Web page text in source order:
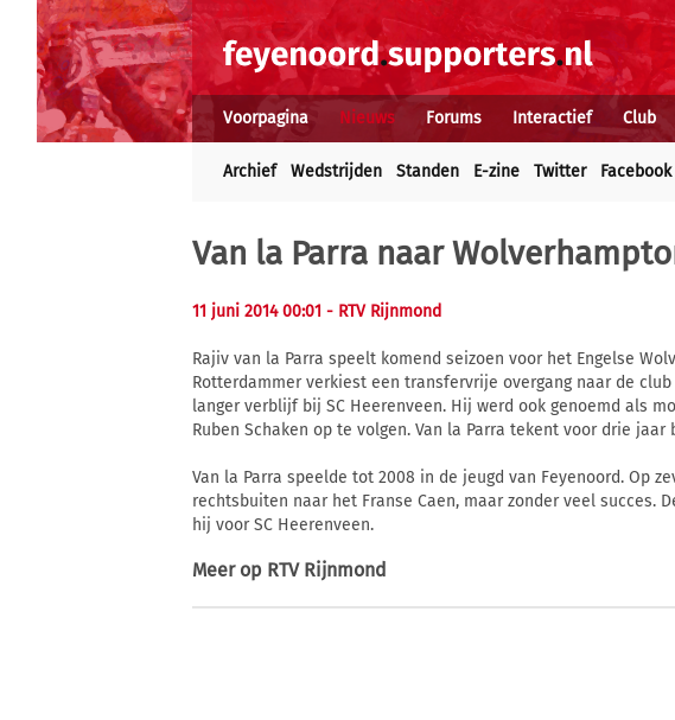
Voorpagina Nieuws Forums Interactief Club
Archief Wedstrijden Standen E-zine Twitter Facebook
Van la Parra naar
11 juni 2014 00:01 - RTV Rijnmond
Rajiv van la Parra speelt komend seizoen voor het Engelse
Rotterdammer verkiest een transfervrije overgang naar de
langer verblijf bij SC Heerenveen. Hij werd ook genoemd als
Ruben Schaken op te volgen. Van la Parra tekent voor drie jaar
Van la Parra speelde tot 2008 in de jeugd van Feyenoord. Op
rechtsbuiten naar het Franse Caen, maar zonder veel succes.
hij voor SC Heerenveen.
Meer op RTV Rijnmond